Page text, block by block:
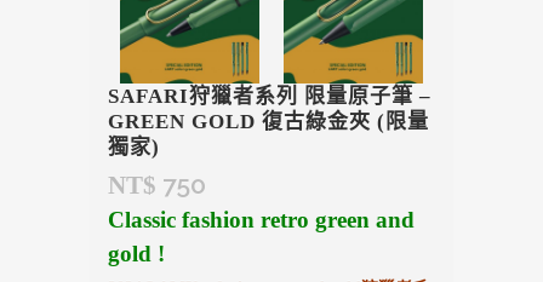
SAFARI狩獵者系列 限量原子筆 –
GREEN GOLD 復古綠金夾 (限量
獨家)
NT$ 750
Classic fashion retro green and
gold !